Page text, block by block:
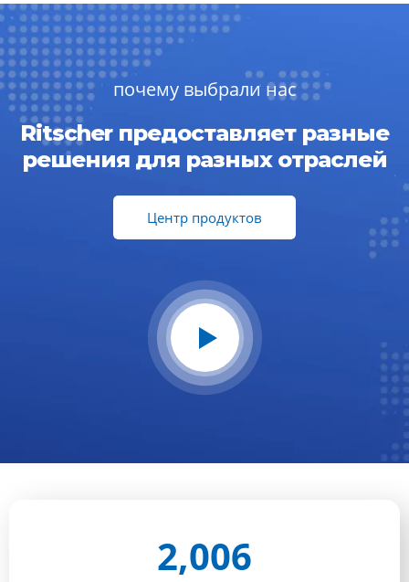
почему выбрали нас
Ritscher предоставляет разные
решения для разных отраслей
Центр продуктов
2,006